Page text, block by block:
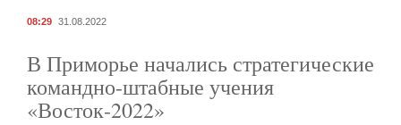
08:29 31.08.2022
В Приморье начались стратегические
командно-штабные учения
«Восток-2022»